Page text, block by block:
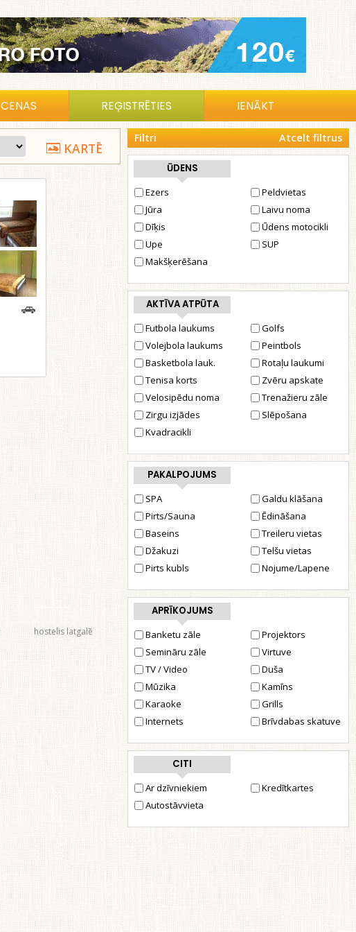
CENAS REĢISTRĒTIES IENĀKT
Filtri Atcelt filtrus
ŪDENS
Ezers
Jūra
Dīķis
Upe
Makšķerēšana
Peldvietas
Laivu noma
Ūdens motocikli
SUP
AKTĪVA ATPŪTA
Futbola laukums
Volejbola laukums
Basketbola lauk.
Tenisa korts
Velosipēdu noma
Zirgu izjādes
Kvadracikli
Golfs
Peintbols
Rotaļu laukumi
Zvēru apskate
Trenažieru zāle
Slēpošana
PAKALPOJUMS
SPA
Pirts/Sauna
Baseins
Džakuzi
Pirts kubls
Galdu klāšana
Ēdināšana
Treileru vietas
Telšu vietas
Nojume/Lapene
APRĪKOJUMS
Banketu zāle
Semināru zāle
TV / Video
Mūzika
Karaoke
Internets
Projektors
Virtuve
Duša
Kamīns
Grills
Brīvdabas skatuve
CITI
Ar dzīvniekiem
Autostāvvieta
Kredītkartes
KARTĒ
hostelis latgalē